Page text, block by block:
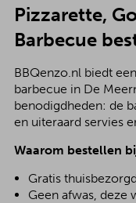
Pizzarette,
Barbecue
BBQenzo.nl biedt
barbecue in De
benodigdheden: de
en uiteraard servies
Waarom bestellen
Gratis
Geen afwas, deze